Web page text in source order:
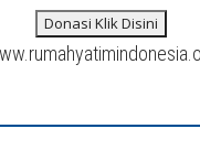
Donasi Klik Disini
tak baik, namun doanya
Tentang doanya yang
urakan, maen